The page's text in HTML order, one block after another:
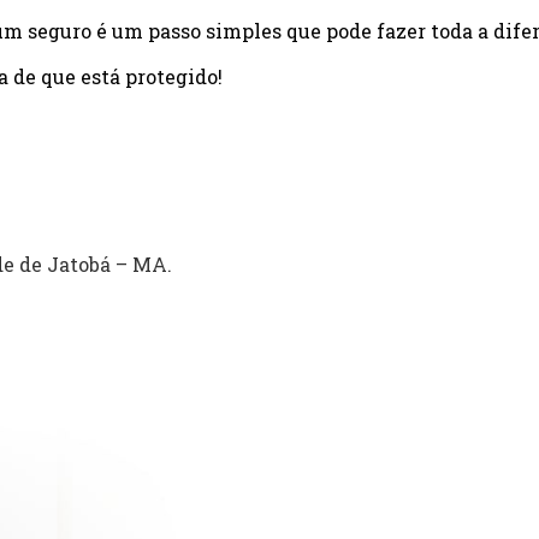
seguro é um passo simples que pode fazer toda a
de que está protegido!
de Jatobá – MA.